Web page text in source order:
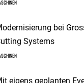
bei
Systems
eigens geplanten